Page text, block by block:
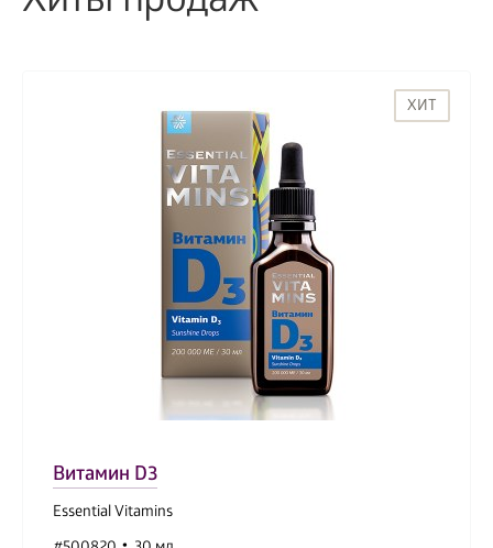
ХИТ
Витамин D3
Essential Vitamins